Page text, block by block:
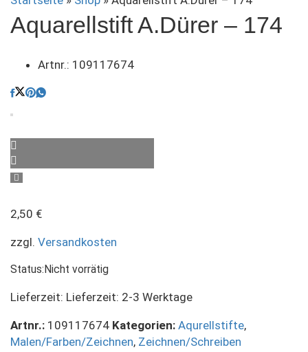
Aquarellstift A.Dürer – 174
Artnr.: 109117674
2,50 €
zzgl. Versandkosten
Status: Nicht vorrätig
Lieferzeit: Lieferzeit: 2-3 Werktage
Artnr.: 109117674 Kategorien: Aqurellstifte,
Malen/Farben/Zeichnen, Zeichnen/Schreiben